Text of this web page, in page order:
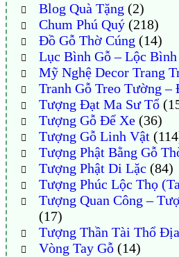
Blog Quà Tặng (2)
Chum Phú Quý(218)
Đồ Gỗ Thờ Cúng (14)
Lục Bình Gỗ – Lộc Bình
Mỹ Nghệ Decor Trang
Tranh Gỗ Treo Tường –
Tượng Đạt Ma Sư Tổ
Tượng Gỗ Để Xe(36)
Tượng Gỗ Linh Vật
Tượng Phật Bằng Gỗ
Tượng Phật Di Lặc (84)
Tượng Phúc Lộc Thọ
Tượng Quan Công –
(17)
Tượng Thần Tài Thổ Địa
Vòng Tay Gỗ(14)